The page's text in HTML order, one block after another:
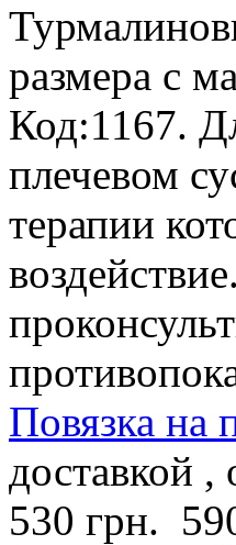
размера с
Код:1167.
плечевом
терапии
Повязка на
доставкой
530 грн.